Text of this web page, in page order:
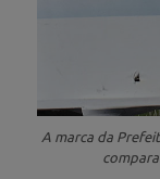
A marca da